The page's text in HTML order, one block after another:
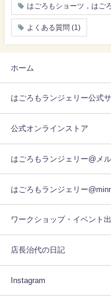
はごろもショーツ，はご
よくある質問 (1)
ホーム
はごろもランジェリー公式
公式オンラインストア
はごろもランジェリー@メ
はごろもランジェリー
ワークショップ・イベント
店長治代の日記
Instagram